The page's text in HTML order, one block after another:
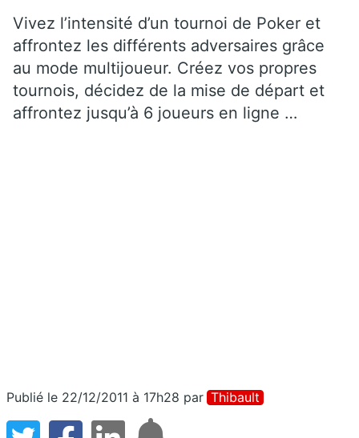
Vivez l’intensité d’un tournoi de Poker et
affrontez les différents adversaires grâce
au mode multijoueur. Créez vos propres
tournois, décidez de la mise de départ et
affrontez jusqu’à 6 joueurs en ligne …
Publié le 22/12/2011 à 17h28 par Thibault